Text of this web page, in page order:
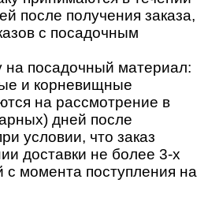
после получения заказа,
с посадочным
на посадочный материал:
и корневищные
на рассмотрение в
дней после
условии, что заказ
доставки не более 3-х
с момента поступления на